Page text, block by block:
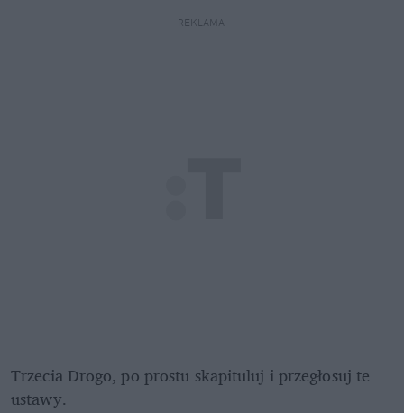
REKLAMA
Trzecia Drogo, po prostu skapituluj i przegłosuj te
ustawy.